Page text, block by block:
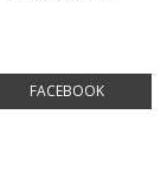
FACEBOOK